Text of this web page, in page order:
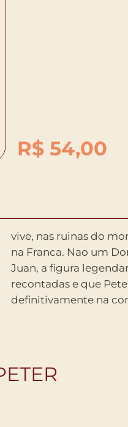
R$54,00
definitivamente na